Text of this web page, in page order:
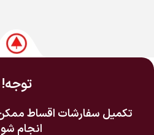
توجه!
تکمیل سفارشات اقساط
انجام